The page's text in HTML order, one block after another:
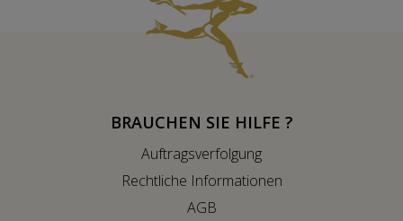
BRAUCHEN SIE HILFE ?
Auftragsverfolgung
Rechtliche Informationen
AGB